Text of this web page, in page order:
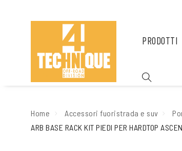
PRODOTTI
Home Accessori fuoristrada e suv
ARB BASE RACK KIT PIEDI PER HARDTOP